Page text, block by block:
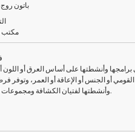
باتون
مكتب
القومي أو الجنس أو الإعاقة أو العمر، وتوفر
وأنشطتها لفتيان الكشافة ومجموعات الشباب الأخرى المعينة.